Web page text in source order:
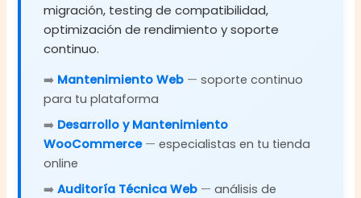
migración, testing de compatibilidad,
optimización de rendimiento y soporte
continuo.
➡️ Mantenimiento Web —soporte continuo
para tu plataforma
➡️ Desarrollo y Mantenimiento
WooCommerce—especialistas en tu tienda
online
➡️Auditoría Técnica Web —análisis de